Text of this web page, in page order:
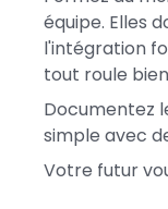
équipe. Elles
l'intégration
tout roule
Documentez
simple avec
Votre futur